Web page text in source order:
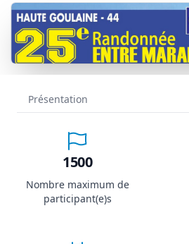
1500
Nombre maximum de
participant(e)s